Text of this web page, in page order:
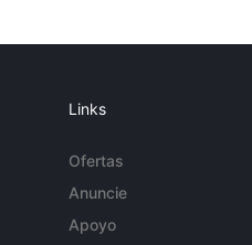
Links
Ofertas
Anuncie
Apoyo